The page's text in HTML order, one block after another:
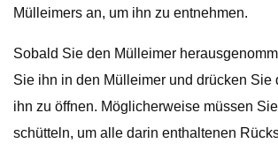
Mülleimers an, um ihn zu entnehmen.
Sobald Sie den Mülleimer
Sie ihn in den Mülleimer und drücken Sie
ihn zu öffnen. Möglicherweise müssen
schütteln, um alle darin enthaltenen